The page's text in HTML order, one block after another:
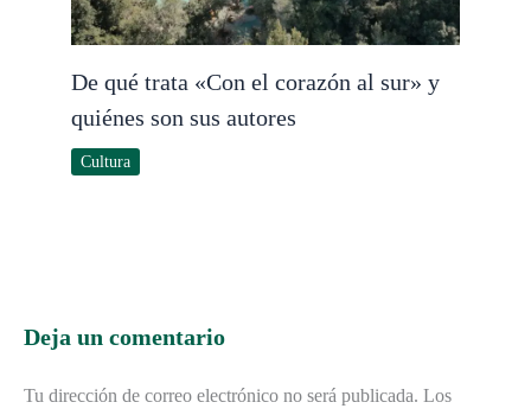
De qué trata «Con el corazón al sur» y
quiénes son sus autores
Cultura
Deja un comentario
Tu dirección de correo electrónico no será publicada. Los